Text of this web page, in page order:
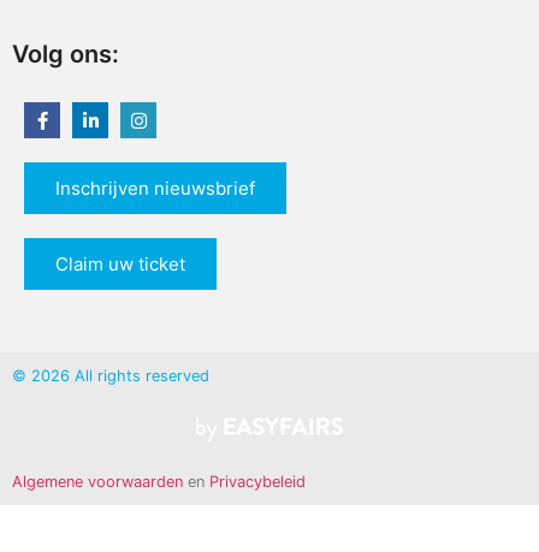
Volg ons:
Inschrijven nieuwsbrief
Claim uw ticket
© 2026 All rights reserved
Algemene voorwaarden en Privacybeleid